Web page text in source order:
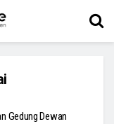
Gedung Dewan